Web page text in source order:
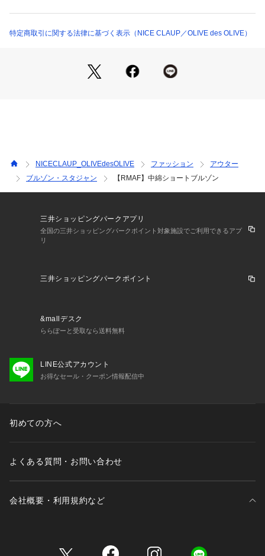
■スタイリング
・カジュアルなデニムパンツを合わせたスタイリングも◎
・ピンクやサックスカラーにはホワイト系のアイテム合わせが
透け感：なし
伸縮性：裾部分ゴム伸びあり
＊＊＊＊＊＊＊＊＊＊＊＊＊＊＊＊＊＊＊＊＊＊＊
＜ お気に入り追加がおすすめ ＞
・「?お気に入りに追加」で再入荷・ラスト１点・値下げなど
などお得な情報を受け取ることができます。
※撮影時の光の関係で、画面上の画像と実際のお色とでは若干
の色差が生じる可能性がございます。
お色の違いがございますことをあらかじめご了承くださいま
せ。
特定商取引に関する法律に基づく表示（NICE CLAUP／OLIVE des OLIVE）
NICECLAUP_OLIVEdesOLIVE ファッション
アウター
ブルゾン・スタジャン
【RMAF】中綿ショートブルゾン
三井ショッピングパークアプリ
全国の三井ショッピングパークポイント対象施設でご利用できるアプ
リ
三井ショッピングパークポイント
&mallデスク
ららぽーと受取なら送料無料
LINE公式アカウント
お得なセール・クーポン情報配信中
初めての方へ
よくある質問・お問い合わせ
会社概要・利用規約など